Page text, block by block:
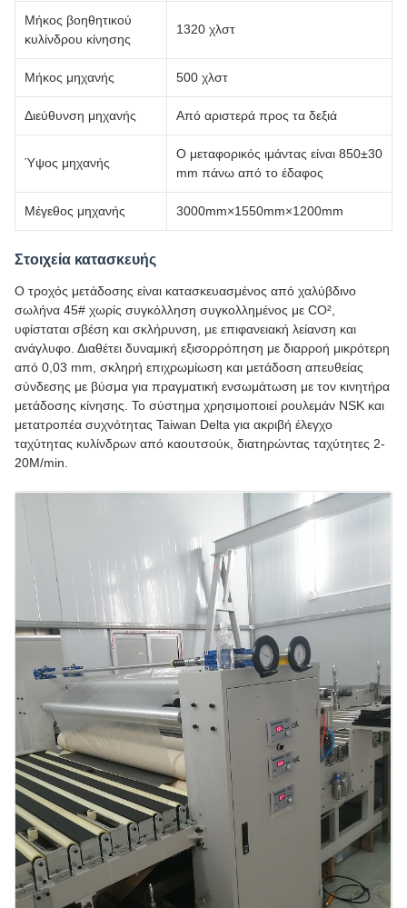
Μήκος βοηθητικού
κυλίνδρου κίνησης
1320 χλστ
Μήκος μηχανής 500 χλστ
Διεύθυνση μηχανής Από αριστερά προς τα δεξιά
Ύψος μηχανής
Ο μεταφορικός ιμάντας είναι 850±30
mm πάνω από το έδαφος
Μέγεθος μηχανής 3000mm×1550mm×1200mm
Στοιχεία κατασκευής
Ο τροχός μετάδοσης είναι κατασκευασμένος από χαλύβδινο
σωλήνα 45# χωρίς συγκόλληση συγκολλημένος με CO²,
υφίσταται σβέση και σκλήρυνση, με επιφανειακή λείανση και
ανάγλυφο. Διαθέτει δυναμική εξισορρόπηση με διαρροή μικρότερη
από 0,03 mm, σκληρή επιχρωμίωση και μετάδοση απευθείας
σύνδεσης με βύσμα για πραγματική ενσωμάτωση με τον κινητήρα
μετάδοσης κίνησης. Το σύστημα χρησιμοποιεί ρουλεμάν NSK και
μετατροπέα συχνότητας Taiwan Delta για ακριβή έλεγχο
ταχύτητας κυλίνδρων από καουτσούκ, διατηρώντας ταχύτητες 2-
20M/min.